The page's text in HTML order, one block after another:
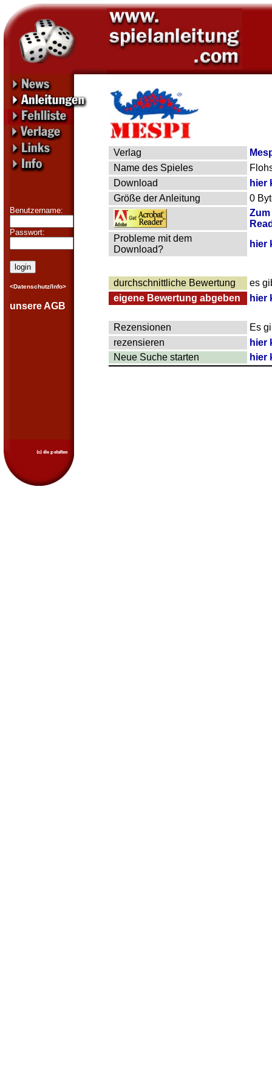
Benutzername:
Passwort:
<Datenschutz/Info>
unsere AGB
Verlag
Name des Spieles
Download
hier
Größe der Anleitung
0
Probleme mit dem
Download?
hier
durchschnittliche Bewertung
es
eigene Bewertung abgeben
hier
Rezensionen
Es
rezensieren
hier
Neue Suche starten
hier